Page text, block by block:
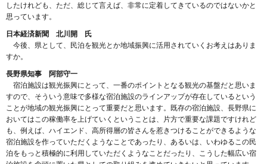
したけれども、ただ、総じて言えば、非常に定着してきているのではないかと
思っています。
日本経済新聞 北川開 氏
今後、県として、民泊を観光とか地域振興に活用されていくお考えはありま
すか。
長野県知事 阿部守一
宿泊施設は観光振興にとって、一番のポイントとなる観光の基盤だと思いま
すので、そういう意味で多様な宿泊施設のラインアップが存在しているという
ことが地域の観光振興にとって重要だと思います。既存の宿泊施設、長野県に
おいてはこの稼働率を上げていくということは、片方で重要な課題ですけれど
も、例えば、ハイエンド、高所得層の皆さんを惹きつけることができるような
宿泊施設を作っていただくようなことであったり、あるいは、いわゆるこの民
泊をもっと積極的に利用していただくようなことだったり、こうした幅広い宿